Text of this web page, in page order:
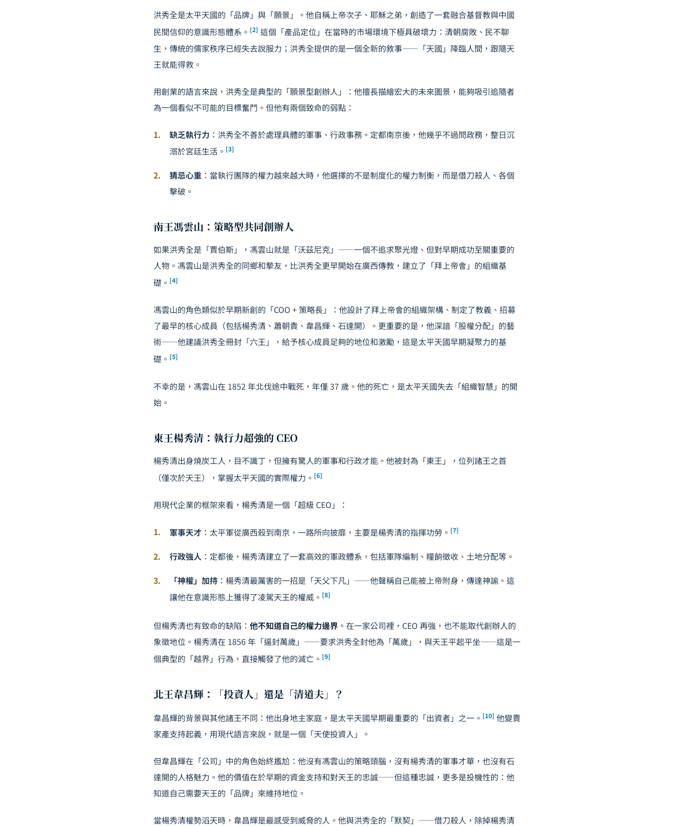
洪秀全是太平天國的「品牌」與「願景」。他自稱上帝次子、耶穌之弟，創造了一套融合基督教與中國
民間信仰的意識形態體系。 [2] 這個「產品定位」在當時的市場環境下極具破壞力：清朝腐敗、民不聊
生，傳統的儒家秩序已經失去說服力；洪秀全提供的是一個全新的敘事——「天國」降臨人間，跟隨天
王就能得救。
用創業的語言來說，洪秀全是典型的「願景型創辦人」：他擅長描繪宏大的未來圖景，能夠吸引追隨者
為一個看似不可能的目標奮鬥。但他有兩個致命的弱點：
缺乏執行力 ：洪秀全不善於處理具體的軍事、行政事務。定都南京後，他幾乎不過問政務，整日沉
溺於宮廷生活。 [3]
猜忌心重 ：當執行團隊的權力越來越大時，他選擇的不是制度化的權力制衡，而是借刀殺人、各個
擊破。
南王馮雲山：策略型共同創辦人
如果洪秀全是「賈伯斯」，馮雲山就是「沃茲尼克」——一個不追求聚光燈、但對早期成功至關重要的
人物。馮雲山是洪秀全的同鄉和摯友，比洪秀全更早開始在廣西傳教，建立了「拜上帝會」的組織基
礎。 [4]
馮雲山的角色類似於早期新創的「COO + 策略長」：他設計了拜上帝會的組織架構、制定了教義、招募
了最早的核心成員（包括楊秀清、蕭朝貴、韋昌輝、石達開）。更重要的是，他深諳「股權分配」的藝
術——他建議洪秀全冊封「六王」，給予核心成員足夠的地位和激勵，這是太平天國早期凝聚力的基
礎。 [5]
不幸的是，馮雲山在 1852 年北伐途中戰死，年僅 37 歲。他的死亡，是太平天國失去「組織智慧」的開
始。
東王楊秀清：執行力超強的 CEO
楊秀清出身燒炭工人，目不識丁，但擁有驚人的軍事和行政才能。他被封為「東王」，位列諸王之首
（僅次於天王），掌握太平天國的實際權力。 [6]
用現代企業的框架來看，楊秀清是一個「超級 CEO」：
軍事天才 ：太平軍從廣西殺到南京，一路所向披靡，主要是楊秀清的指揮功勞。 [7]
行政強人 ：定都後，楊秀清建立了一套高效的軍政體系，包括軍隊編制、糧餉徵收、土地分配等。
「神權」加持 ：楊秀清最厲害的一招是「天父下凡」——他聲稱自己能被上帝附身，傳達神諭。這
讓他在意識形態上獲得了凌駕天王的權威。 [8]
但楊秀清也有致命的缺陷： 他不知道自己的權力邊界 。在一家公司裡，CEO 再強，也不能取代創辦人的
象徵地位。楊秀清在 1856 年「逼封萬歲」——要求洪秀全封他為「萬歲」，與天王平起平坐——這是一
個典型的「越界」行為，直接觸發了他的滅亡。 [9]
北王韋昌輝：「投資人」還是「清道夫」？
韋昌輝的背景與其他諸王不同：他出身地主家庭，是太平天國早期最重要的「出資者」之一。 [10] 他變賣
家產支持起義，用現代語言來說，就是一個「天使投資人」。
但韋昌輝在「公司」中的角色始終尷尬：他沒有馮雲山的策略頭腦，沒有楊秀清的軍事才華，也沒有石
達開的人格魅力。他的價值在於早期的資金支持和對天王的忠誠——但這種忠誠，更多是投機性的：他
知道自己需要天王的「品牌」來維持地位。
當楊秀清權勢滔天時，韋昌輝是最感受到威脅的人。他與洪秀全的「默契」——借刀殺人，除掉楊秀清